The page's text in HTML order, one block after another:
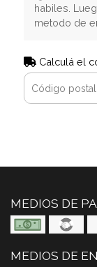
habiles.
metodo de
Calculá el
MEDIOS DE
MEDIOS DE